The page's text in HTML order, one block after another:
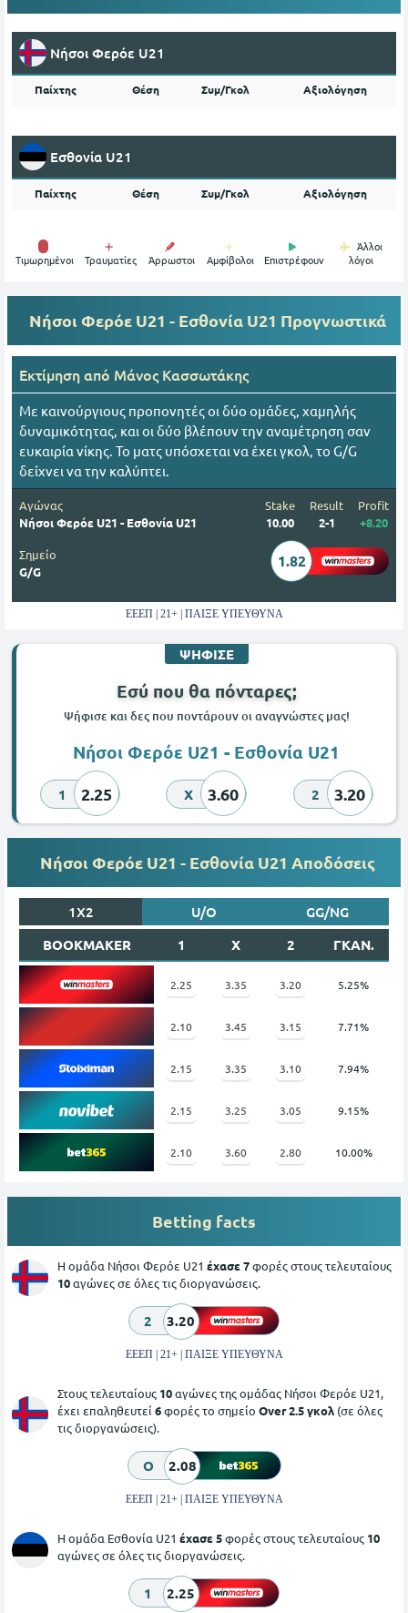
Νήσοι Φερόε U21
Παίχτης Θέση Συμ/Γκολ Αξιολόγηση
Εσθονία U21
Παίχτης Θέση Συμ/Γκολ Αξιολόγηση
Tιμωρημένοι Τραυματίες Άρρωστοι Αμφίβολοι Επιστρέφουν
Άλλοι
λόγοι
Νήσοι Φερόε U21 - Εσθονία U21 Προγνωστικά
Εκτίμηση από Mάνος Κασσωτάκης
Με καινούργιους προπονητές οι δύο ομάδες, χαμηλής
δυναμικότητας, και οι δύο βλέπουν την αναμέτρηση σαν
ευκαιρία νίκης. Το ματς υπόσχεται να έχει γκολ, το G/G
δείχνει να την καλύπτει.
Αγώνας
Νήσοι Φερόε U21 - Εσθονία U21
Stake
10.00
Result
2-1
Profit
+8.20
Σημείο
G/G
1.82
ΕΕΕΠ | 21+ | ΠΑΙΞΕ ΥΠΕΥΘΥΝΑ
ΨΗΦΙΣΕ
Εσύ που θα πόνταρες;
Ψήφισε και δες που ποντάρουν οι αναγνώστες μας!
Νήσοι Φερόε U21 - Εσθονία U21
1 2.25 X 3.60 2 3.20
Νήσοι Φερόε U21 - Εσθονία U21 Αποδόσεις
1X2 U/O
GG/NG
BOOKMAKER
1 X 2 ΓΚΑΝ.
2.25 3.35 3.20 5.25%
2.10 3.45 3.15 7.71%
2.15 3.35 3.10 7.94%
2.15 3.25 3.05 9.15%
2.10 3.60 2.80 10.00%
Betting facts
Η ομάδα Νήσοι Φερόε U21 έχασε 7φορές στους τελευταίους
10αγώνες σε όλες τις διοργανώσεις.
2 3.20
ΕΕΕΠ | 21+ | ΠΑΙΞΕ ΥΠΕΥΘΥΝΑ
Στους τελευταίους 10αγώνες της ομάδας Νήσοι Φερόε U21,
έχει επαληθευτεί 6φορές το σημείο Over 2.5 γκολ (σε όλες
τις διοργανώσεις).
O 2.08
ΕΕΕΠ | 21+ | ΠΑΙΞΕ ΥΠΕΥΘΥΝΑ
Η ομάδα Εσθονία U21 έχασε 5φορές στους τελευταίους 10
αγώνες σε όλες τις διοργανώσεις.
1 2.25